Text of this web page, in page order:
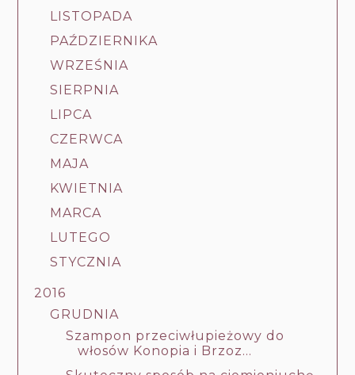
LISTOPADA
PAŹDZIERNIKA
WRZEŚNIA
SIERPNIA
LIPCA
CZERWCA
MAJA
KWIETNIA
MARCA
LUTEGO
STYCZNIA
2016
GRUDNIA
Szampon przeciwłupieżowy do
włosów Konopia i Brzoz...